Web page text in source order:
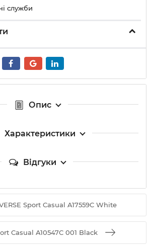
служби
Опис
Характеристики
Відгуки
Sport Casual A17559C White
Casual A10547C 001 Black